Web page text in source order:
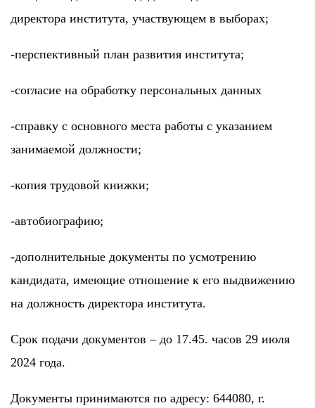
директора института, участвующем в выборах;
-перспективный план развития института;
-согласие на обработку персональных данных
-справку с основного места работы с указанием
занимаемой должности;
-копия трудовой книжки;
-автобиографию;
-дополнительные документы по усмотрению
кандидата, имеющие отношение к его выдвижению
на должность директора института.
Срок подачи документов – до 17.45. часов 29 июля
2024 года.
Документы принимаются по адресу: 644080, г.